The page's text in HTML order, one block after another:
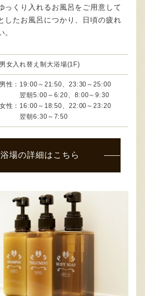
っくり入れるお風呂をご用意して
したお風呂につかり、日頃の疲れ
。
男女入れ替え制大浴場(1F)
男性：19:00～21:50、23:30～25:00
翌朝5:00～6:20、8:00～9:30
女性：16:00～18:50、22:00～23:20
翌朝6:30～7:50
場の詳細はこちら